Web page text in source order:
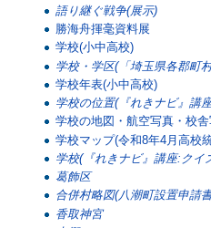
語り継ぐ戦争(展示)
勝海舟揮毫資料展
学校(小中高校)
学校・学区(「埼玉県各郡町
学校年表(小中高校)
学校の位置(『れきナビ』講
学校の地図・航空写真・校
学校マップ(令和8年4月高校
学校(『れきナビ』講座:クイ
葛飾区
合併村略図(八潮町設置申請
香取神宮